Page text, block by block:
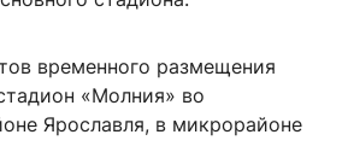
временного размещения
«Молния» во
Ярославля, в микрорайоне